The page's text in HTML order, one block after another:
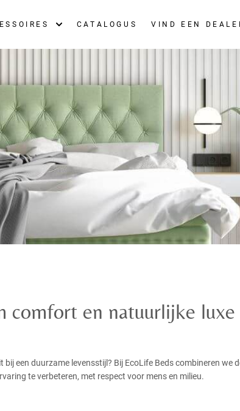
CATALOGUS VIND EEN
comfort en natuurlijke luxe
een duurzame levensstijl? Bij EcoLife Beds combineren we
te verbeteren, met respect voor mens en milieu.